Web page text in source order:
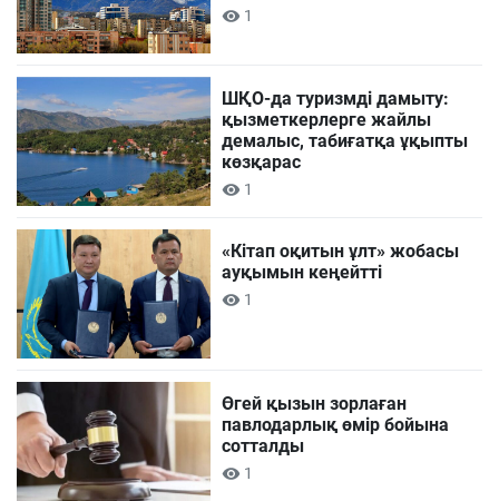
1
ШҚО-да туризмді дамыту:
қызметкерлерге жайлы
демалыс, табиғатқа ұқыпты
көзқарас
1
«Кітап оқитын ұлт» жобасы
ауқымын кеңейтті
1
Өгей қызын зорлаған
павлодарлық өмір бойына
сотталды
1